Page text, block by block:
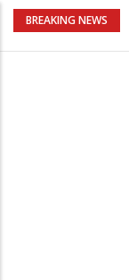
BREAKING NEWS